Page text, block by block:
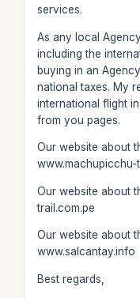
services.
As any local
including the
buying in an
national taxes. My
international flight
from you pages.
Our website about
www.machupicchu-
Our website about
trail.com.pe
Our website about
www.salcantay.info
Best regards,